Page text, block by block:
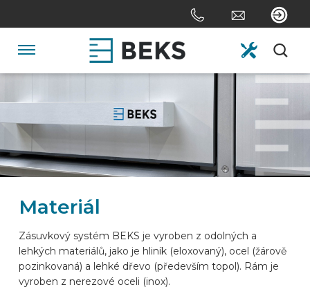
to
Jump
the
navigation
O FIRMĚ
NA ZAKÁZKU
ODVĚTVÍ
Materiál
Zásuvkový systém BEKS je vyroben z odolných a
lehkých materiálů, jako je hliník (eloxovaný), ocel (žárově
pozinkovaná) a lehké dřevo (především topol). Rám je
vyroben z nerezové oceli (inox).